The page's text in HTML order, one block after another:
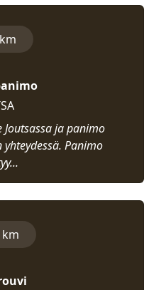
ja panimo
Panimo
km